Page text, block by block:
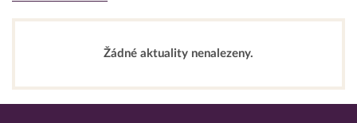
Žádné aktuality nenalezeny.